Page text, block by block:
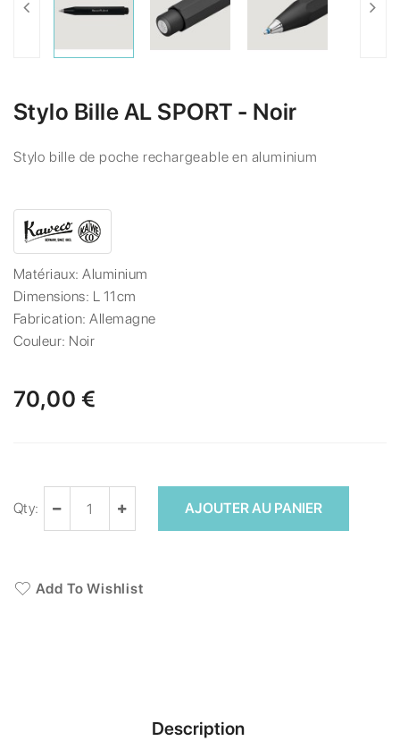
Stylo Bille AL SPORT - Noir
Stylo bille de poche rechargeable en aluminium
Matériaux:Aluminium
Dimensions: L 11cm
Fabrication:Allemagne
Couleur: Noir
70,00 €
Qty: AJOUTER AU PANIER
Add To Wishlist
Description